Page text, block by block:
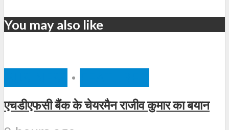
You may also like
•
एचडीएफसी बैंक के चेयरमैन राजीव कुमार का बयान